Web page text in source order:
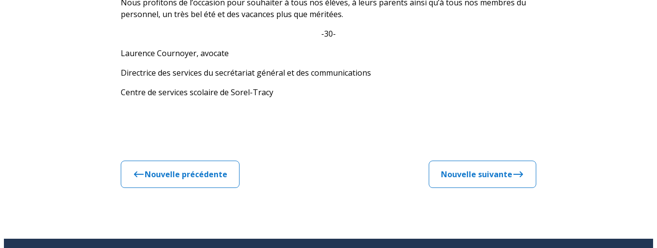
Nous profitons de l’occasion pour souhaiter à tous nos élèves, à leurs parents ainsi qu’à tous nos membres du
personnel, un très bel été et des vacances plus que méritées.
-30-
Laurence Cournoyer, avocate
Directrice des services du secrétariat général et des communications
Centre de services scolaire de Sorel-Tracy
Nouvelle précédente Nouvelle suivante